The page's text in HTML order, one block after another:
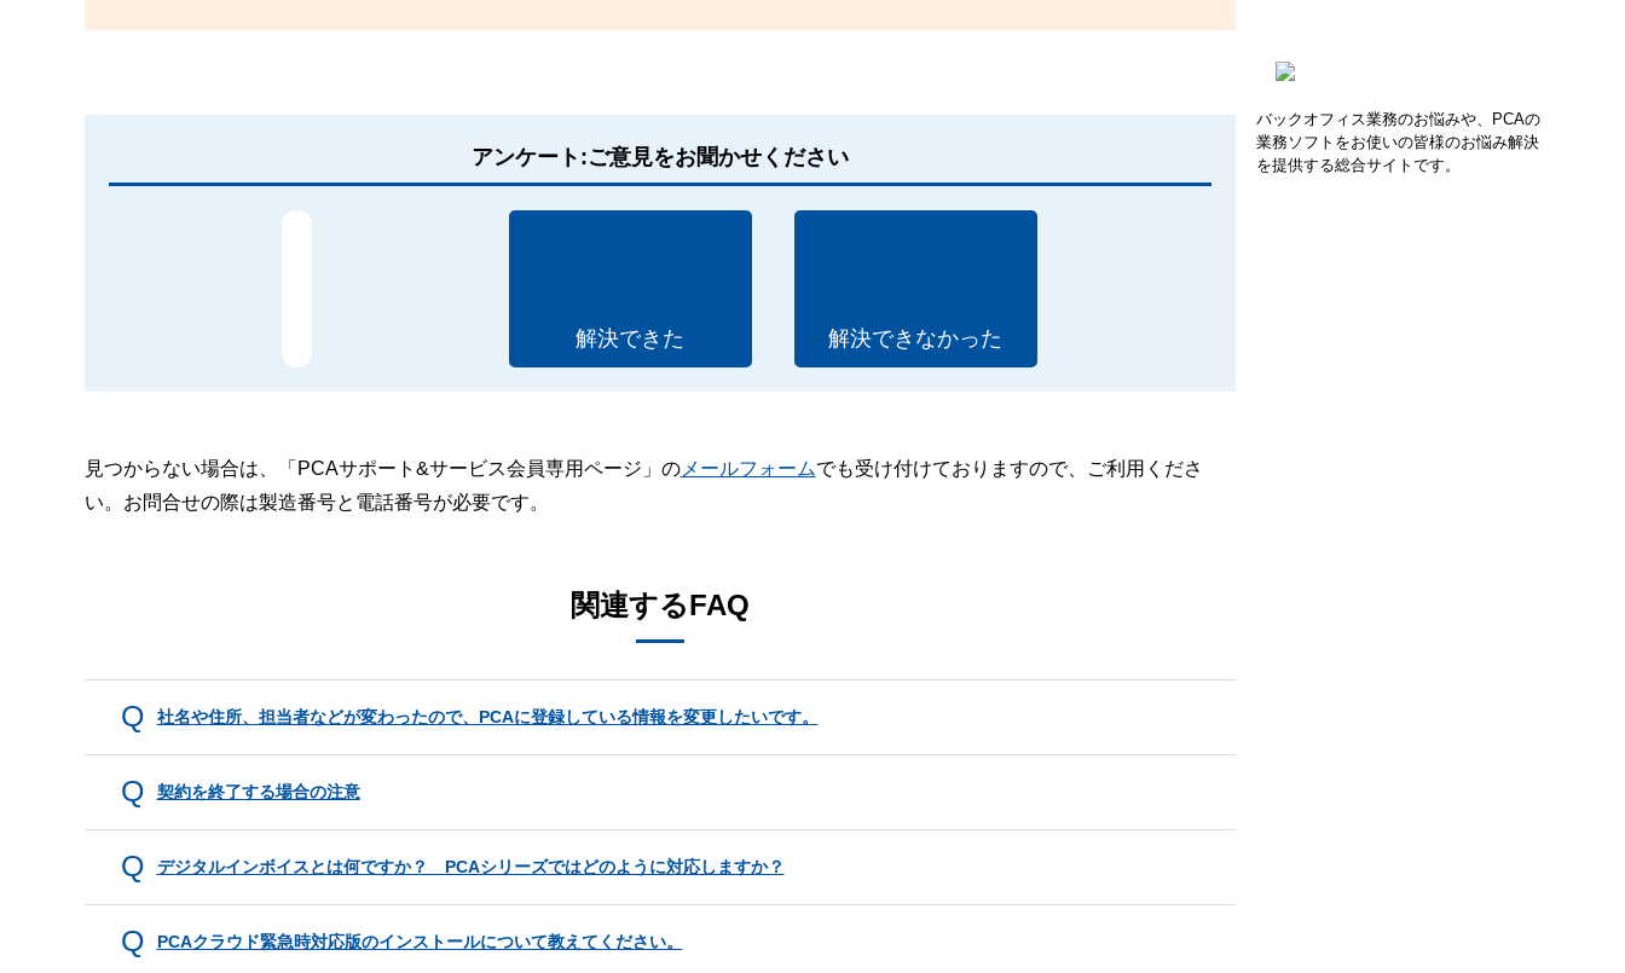
バックオフィス業務のお悩みや、PCAの
業務ソフトをお使いの皆様のお悩み解決
を提供する総合サイトです。
アンケート:ご意見をお聞かせください
解決できた 解決できなかった
見つからない場合は、「PCAサポート&サービス会員専用ページ」のメールフォームでも受け付けておりますので、ご利用くださ
い。お問合せの際は製造番号と電話番号が必要です。
関連するFAQ
社名や住所、担当者などが変わったので、PCAに登録している情報を変更したいです。
契約を終了する場合の注意
デジタルインボイスとは何ですか？ PCAシリーズではどのように対応しますか？
PCAクラウド緊急時対応版のインストールについて教えてください。